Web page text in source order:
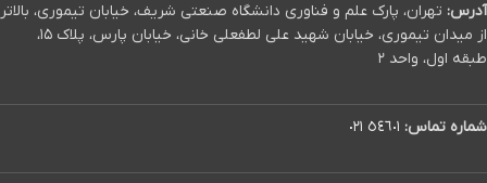
آدرس: تهران، پارک علم و فناوری دانشگاه صنعتی شریف، خیابان تیموری، بالاتر
از میدان تیموری، خیابان شهید علی لطفعلی خانی، خیابان پارس، پلاک ۱۵،
طبقه اول، واحد ۲
شماره تماس: ٥٤٦٠١ ٠٢١